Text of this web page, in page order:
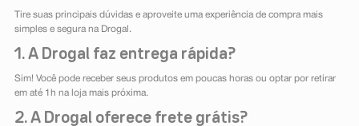
Tire suas principais dúvidas e aproveite uma experiência de compra mais
simples e segura na Drogal.
1. A Drogal faz entrega rápida?
Sim! Você pode receber seus produtos em poucas horas ou optar por retirar
em até 1h na loja mais próxima.
2. A Drogal oferece frete grátis?